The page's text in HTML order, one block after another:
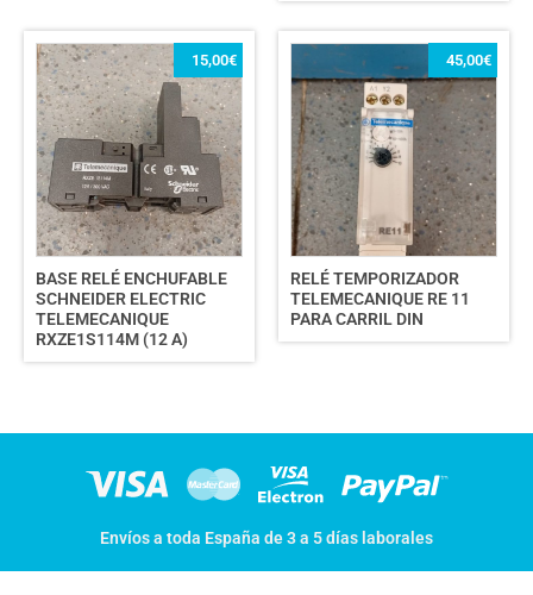
BASE RELÉ ENCHUFABLE
SCHNEIDER ELECTRIC
TELEMECANIQUE
RXZE1S114M (12 A)
15,00€
RELÉ TEMPORIZADOR
TELEMECANIQUE RE 11
PARA CARRIL DIN
45,00€
Envíos a toda España de 3 a 5 días laborales